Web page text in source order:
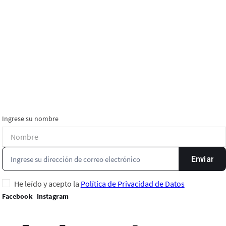
Ingrese su nombre
Enviar
He leído y acepto la Política de Privacidad de Datos